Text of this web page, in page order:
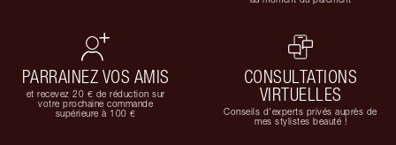
PARRAINEZ VOS AMIS
et recevez 20 € de réduction sur
votre prochaine commande
supérieure à 100 €
CONSULTATIONS
VIRTUELLES
Conseils d'experts privés auprès de
mes stylistes beauté !